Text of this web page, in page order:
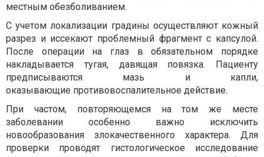
местным обезболиванием.
С учетом локализации градины осуществляют кожный
разрез и иссекают проблемный фрагмент с капсулой.
После операции на глаз в обязательном порядке
накладывается тугая, давящая повязка. Пациенту
предписываются мазь и капли,
оказывающие противовоспалительное действие.
При частом, повторяющемся на том же месте
заболевании особенно важно исключить
новообразования злокачественного характера. Для
проверки проводят гистологическое исследование